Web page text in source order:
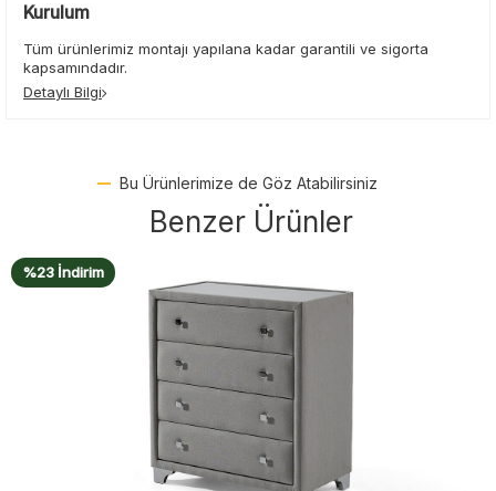
Kurulum
Tüm ürünlerimiz montajı yapılana kadar garantili ve sigorta
kapsamındadır.
Detaylı Bilgi
Bu Ürünlerimize de Göz Atabilirsiniz
Benzer Ürünler
%14 İndirim